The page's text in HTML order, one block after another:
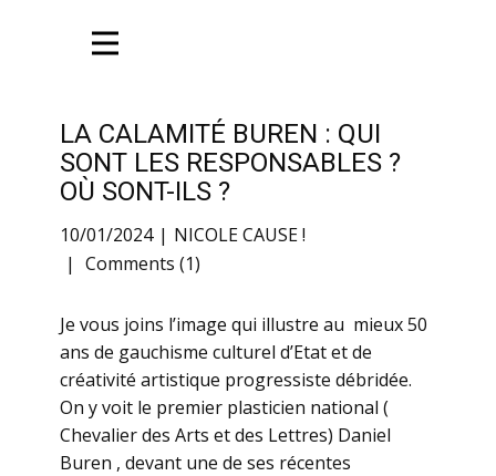
LA CALAMITÉ BUREN : QUI
SONT LES RESPONSABLES ?
OÙ SONT-ILS ?
10/01/2024
NICOLE CAUSE !
Comments (1)
Je vous joins l’image qui illustre au mieux 50
ans de gauchisme culturel d’Etat et de
créativité artistique progressiste débridée.
On y voit le premier plasticien national (
Chevalier des Arts et des Lettres) Daniel
Buren , devant une de ses récentes